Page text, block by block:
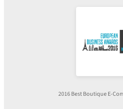
2016 Best Boutique E-